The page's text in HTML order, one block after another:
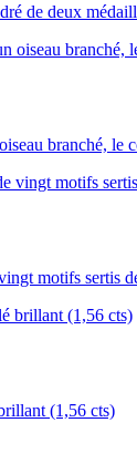
de deux
branché, le
motifs sertis
(1,56 cts)